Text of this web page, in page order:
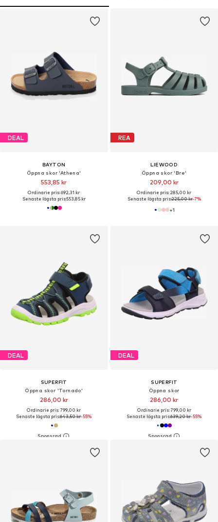
DEAL
BAYTON
Öppna skor 'Athena'
553,85 kr
Ordinarie pris: 692,31 kr
Senaste lägsta pris:553,85 kr
REA
LIEWOOD
Öppna skor 'Bre'
209,00 kr
Ordinarie pris: 285,00 kr
Senaste lägsta pris:225,00 kr-7%
+1
DEAL
SUPERFIT
Öppna skor 'Tornado'
286,00 kr
Ordinarie pris: 799,00 kr
Senaste lägsta pris:643,50 kr-55%
DEAL
SUPERFIT
Öppna skor
286,00 kr
Ordinarie pris: 799,00 kr
Senaste lägsta pris:639,20 kr-55%